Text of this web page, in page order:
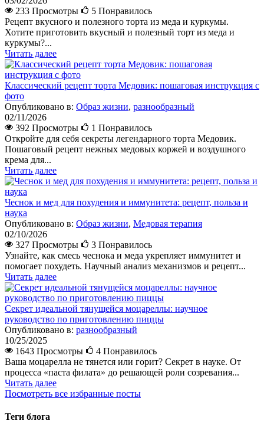
233 Просмотры
5 Понравилось
Рецепт вкусного и полезного торта из меда и куркумы.
Хотите приготовить вкусный и полезный торт из меда и
куркумы?...
Читать далее
Классический рецепт торта Медовик: пошаговая инструкция с
фото
Опубликовано в: Образ жизни, разнообразный
02/11/2026
392 Просмотры
1 Понравилось
Откройте для себя секреты легендарного торта Медовик.
Пошаговый рецепт нежных медовых коржей и воздушного
крема для...
Читать далее
Чеснок и мед для похудения и иммунитета: рецепт, польза и
наука
Опубликовано в: Образ жизни, Медовая терапия
02/10/2026
327 Просмотры
3 Понравилось
Узнайте, как смесь чеснока и меда укрепляет иммунитет и
помогает похудеть. Научный анализ механизмов и рецепт...
Читать далее
Секрет идеальной тянущейся моцареллы: научное
руководство по приготовлению пиццы
Опубликовано в: разнообразный
10/25/2025
1643 Просмотры
4 Понравилось
Ваша моцарелла не тянется или горит? Секрет в науке. От
процесса «паста филата» до решающей роли созревания...
Читать далее
Посмотреть все избранные посты
Теги блога